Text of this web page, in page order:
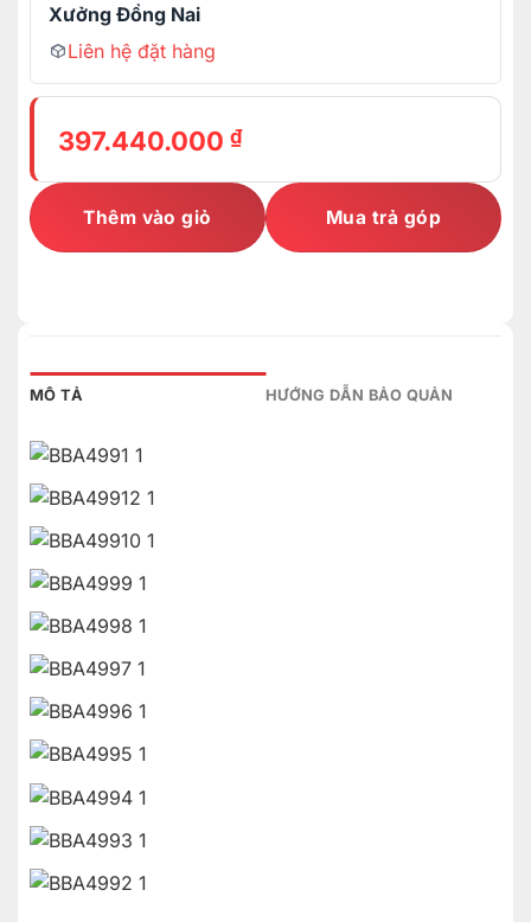
Xưởng Đồng Nai
Liên hệ đặt hàng
397.440.000 ₫
Thêm vào giỏ Mua trả góp
MÔ TẢ HƯỚNG DẪN BẢO QUẢN